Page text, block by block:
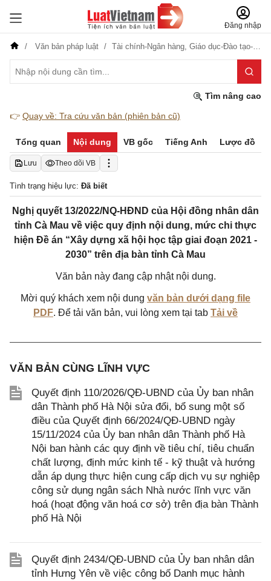
Đăng nhập
Văn bản pháp luật Tài chính-Ngân hàng, Giáo dục-Đào tạo-Dạy nghề
Tìm nâng cao
👉 Quay về: Tra cứu văn bản (phiên bản cũ)
Tổng quan Nội dung VB gốc Tiếng Anh Lược đồ
Lưu Theo dõi VB
Tình trạng hiệu lực: Đã biết
Nghị quyết 13/2022/NQ-HĐND của Hội đồng nhân dân
tỉnh Cà Mau về việc quy định nội dung, mức chi thực
hiện Đề án “Xây dựng xã hội học tập giai đoạn 2021 -
2030” trên địa bàn tỉnh Cà Mau
Văn bản này đang cập nhật nội dung.
Mời quý khách xem nội dung văn bản dưới dạng file
PDF. Để tải văn bản, vui lòng xem tại tab Tải về
VĂN BẢN CÙNG LĨNH VỰC
Quyết định 110/2026/QĐ-UBND của Ủy ban nhân
dân Thành phố Hà Nội sửa đổi, bổ sung một số
điều của Quyết định 66/2024/QĐ-UBND ngày
15/11/2024 của Ủy ban nhân dân Thành phố Hà
Nội ban hành các quy định về tiêu chí, tiêu chuẩn
chất lượng, định mức kinh tế - kỹ thuật và hướng
dẫn áp dụng thực hiện cung cấp dịch vụ sự nghiệp
công sử dụng ngân sách Nhà nước lĩnh vực văn
hoá (hoạt động văn hoá cơ sở) trên địa bàn Thành
phố Hà Nội
Quyết định 2434/QĐ-UBND của Ủy ban nhân dân
tỉnh Hưng Yên về việc công bố Danh mục hành